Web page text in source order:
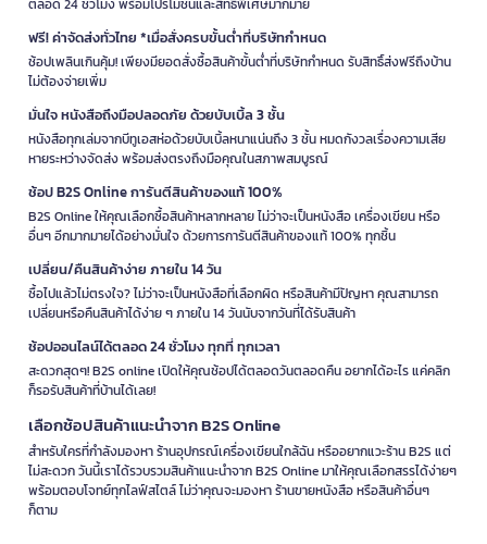
ตลอด 24 ชั่วโมง พร้อมโปรโมชั่นและสิทธิพิเศษมากมาย
ฟรี! ค่าจัดส่งทั่วไทย *เมื่อสั่งครบขั้นต่ำที่บริษัทกำหนด
ช้อปเพลินเกินคุ้ม! เพียงมียอดสั่งซื้อสินค้าขั้นต่ำที่บริษัทกำหนด รับสิทธิ์ส่งฟรีถึงบ้าน
ไม่ต้องจ่ายเพิ่ม
มั่นใจ หนังสือถึงมือปลอดภัย ด้วยบับเบิ้ล 3 ชั้น
หนังสือทุกเล่มจากบีทูเอสห่อด้วยบับเบิ้ลหนาแน่นถึง 3 ชั้น หมดกังวลเรื่องความเสีย
หายระหว่างจัดส่ง พร้อมส่งตรงถึงมือคุณในสภาพสมบูรณ์
ช้อป B2S Online การันตีสินค้าของแท้ 100%
B2S Online ให้คุณเลือกซื้อสินค้าหลากหลาย ไม่ว่าจะเป็นหนังสือ เครื่องเขียน หรือ
อื่นๆ อีกมากมายได้อย่างมั่นใจ ด้วยการการันตีสินค้าของแท้ 100% ทุกชิ้น
เปลี่ยน/คืนสินค้าง่าย ภายใน 14 วัน
ซื้อไปแล้วไม่ตรงใจ? ไม่ว่าจะเป็นหนังสือที่เลือกผิด หรือสินค้ามีปัญหา คุณสามารถ
เปลี่ยนหรือคืนสินค้าได้ง่าย ๆ ภายใน 14 วันนับจากวันที่ได้รับสินค้า
ช้อปออนไลน์ได้ตลอด 24 ชั่วโมง ทุกที่ ทุกเวลา
สะดวกสุดๆ! B2S online เปิดให้คุณช้อปได้ตลอดวันตลอดคืน อยากได้อะไร แค่คลิก
ก็รอรับสินค้าที่บ้านได้เลย!
เลือกช้อปสินค้าแนะนำจาก B2S Online
สำหรับใครที่กำลังมองหา ร้านอุปกรณ์เครื่องเขียนใกล้ฉัน หรืออยากแวะร้าน B2S แต่
ไม่สะดวก วันนี้เราได้รวบรวมสินค้าแนะนำจาก B2S Online มาให้คุณเลือกสรรได้ง่ายๆ
พร้อมตอบโจทย์ทุกไลฟ์สไตล์ ไม่ว่าคุณจะมองหา ร้านขายหนังสือ หรือสินค้าอื่นๆ
ก็ตาม